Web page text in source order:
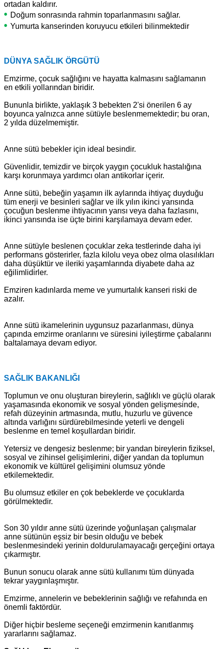
ortadan kaldırır.
• Doğum sonrasında rahmin toparlanmasını sağlar.
• Yumurta kanserinden koruyucu etkileri bilinmektedir
DÜNYA SAĞLIK ÖRGÜTÜ
Emzirme, çocuk sağlığını ve hayatta kalmasını sağlamanın
en etkili yollarından biridir.
Bununla birlikte, yaklaşık 3 bebekten 2'si önerilen 6 ay
boyunca yalnızca anne sütüyle beslenmemektedir; bu oran,
2 yılda düzelmemiştir.
Anne sütü bebekler için ideal besindir.
Güvenlidir, temizdir ve birçok yaygın çocukluk hastalığına
karşı korunmaya yardımcı olan antikorlar içerir.
Anne sütü, bebeğin yaşamın ilk aylarında ihtiyaç duyduğu
tüm enerji ve besinleri sağlar ve ilk yılın ikinci yarısında
çocuğun beslenme ihtiyacının yarısı veya daha fazlasını,
ikinci yarısında ise üçte birini karşılamaya devam eder.
Anne sütüyle beslenen çocuklar zeka testlerinde daha iyi
performans gösterirler, fazla kilolu veya obez olma olasılıkları
daha düşüktür ve ileriki yaşamlarında diyabete daha az
eğilimlidirler.
Emziren kadınlarda meme ve yumurtalık kanseri riski de
azalır.
Anne sütü ikamelerinin uygunsuz pazarlanması, dünya
çapında emzirme oranlarını ve süresini iyileştirme çabalarını
baltalamaya devam ediyor.
SAĞLIK BAKANLIĞI
Toplumun ve onu oluşturan bireylerin, sağlıklı ve güçlü olarak
yaşamasında ekonomik ve sosyal yönden gelişmesinde,
refah düzeyinin artmasında, mutlu, huzurlu ve güvence
altında varlığını sürdürebilmesinde yeterli ve dengeli
beslenme en temel koşullardan biridir.
Yetersiz ve dengesiz beslenme; bir yandan bireylerin fiziksel,
sosyal ve zihinsel gelişimlerini, diğer yandan da toplumun
ekonomik ve kültürel gelişimini olumsuz yönde
etkilemektedir.
Bu olumsuz etkiler en çok bebeklerde ve çocuklarda
görülmektedir.
Son 30 yıldır anne sütü üzerinde yoğunlaşan çalışmalar
anne sütünün eşsiz bir besin olduğu ve bebek
beslenmesindeki yerinin doldurulamayacağı gerçeğini ortaya
çıkarmıştır.
Bunun sonucu olarak anne sütü kullanımı tüm dünyada
tekrar yaygınlaşmıştır.
Emzirme, annelerin ve bebeklerinin sağlığı ve refahında en
önemli faktördür.
Diğer hiçbir besleme seçeneği emzirmenin kanıtlanmış
yararlarını sağlamaz.